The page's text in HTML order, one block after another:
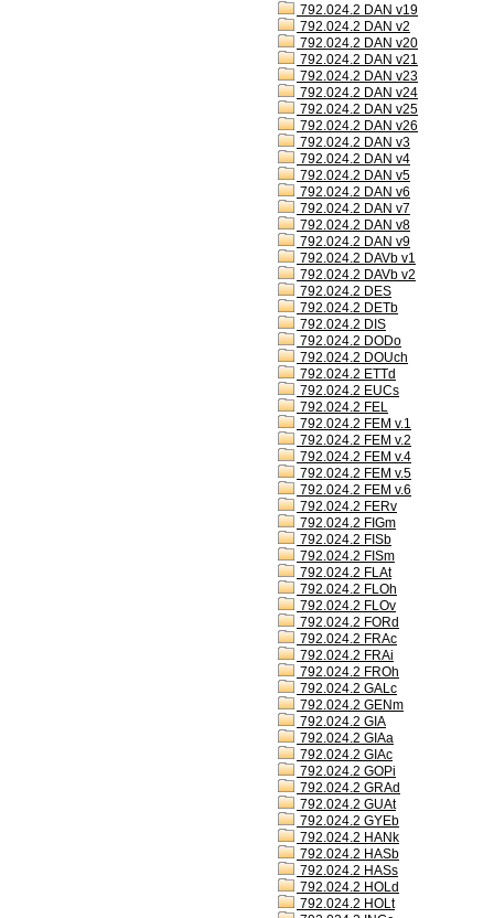
792.024.2 DAN v19
792.024.2 DAN v2
792.024.2 DAN v20
792.024.2 DAN v21
792.024.2 DAN v23
792.024.2 DAN v24
792.024.2 DAN v25
792.024.2 DAN v26
792.024.2 DAN v3
792.024.2 DAN v4
792.024.2 DAN v5
792.024.2 DAN v6
792.024.2 DAN v7
792.024.2 DAN v8
792.024.2 DAN v9
792.024.2 DAVb v1
792.024.2 DAVb v2
792.024.2 DES
792.024.2 DETb
792.024.2 DIS
792.024.2 DODo
792.024.2 DOUch
792.024.2 ETTd
792.024.2 EUCs
792.024.2 FEL
792.024.2 FEM v.1
792.024.2 FEM v.2
792.024.2 FEM v.4
792.024.2 FEM v.5
792.024.2 FEM v.6
792.024.2 FERv
792.024.2 FIGm
792.024.2 FISb
792.024.2 FISm
792.024.2 FLAt
792.024.2 FLOh
792.024.2 FLOv
792.024.2 FORd
792.024.2 FRAc
792.024.2 FRAi
792.024.2 FROh
792.024.2 GALc
792.024.2 GENm
792.024.2 GIA
792.024.2 GIAa
792.024.2 GIAc
792.024.2 GOPi
792.024.2 GRAd
792.024.2 GUAt
792.024.2 GYEb
792.024.2 HANk
792.024.2 HASb
792.024.2 HASs
792.024.2 HOLd
792.024.2 HOLt